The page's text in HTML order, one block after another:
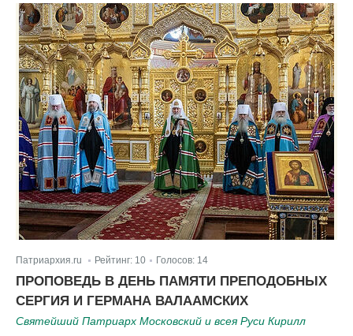
Патриархия.ru Рейтинг: 10 Голосов: 14
ПРОПОВЕДЬ В ДЕНЬ ПАМЯТИ ПРЕПОДОБНЫХ
СЕРГИЯ И ГЕРМАНА ВАЛААМСКИХ
Святейший Патриарх Московский и всея Руси Кирилл